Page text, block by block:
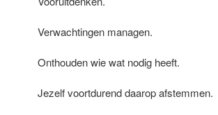
Verwachtingen managen.
Onthouden wie wat nodig heeft.
Jezelf voortdurend daarop afstemmen.